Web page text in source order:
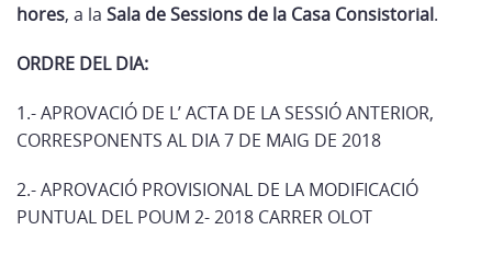
hores, a la Sala de Sessions de la Casa Consistorial.
ORDRE DEL DIA:
1.- APROVACIÓ DE L’ ACTA DE LA SESSIÓ ANTERIOR,
CORRESPONENTS AL DIA 7 DE MAIG DE 2018
2.- APROVACIÓ PROVISIONAL DE LA MODIFICACIÓ
PUNTUAL DEL POUM 2- 2018 CARRER OLOT